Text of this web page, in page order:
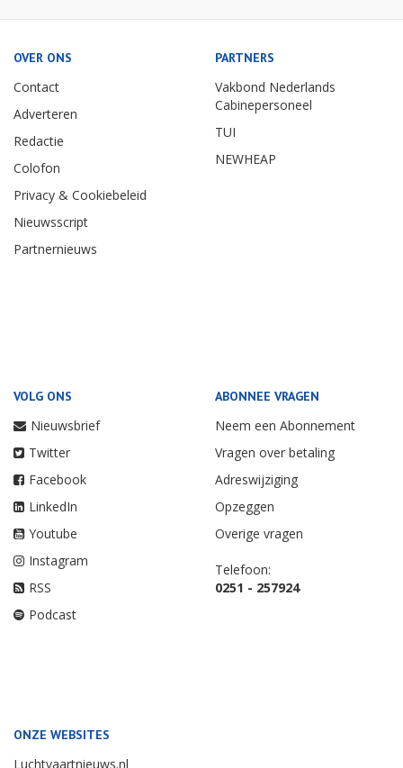
OVER ONS
Contact
Adverteren
Redactie
Colofon
Privacy & Cookiebeleid
Nieuwsscript
Partnernieuws
PARTNERS
Vakbond Nederlands
Cabinepersoneel
TUI
NEWHEAP
VOLG ONS
Nieuwsbrief
Twitter
Facebook
LinkedIn
Youtube
Instagram
RSS
Podcast
ABONNEE VRAGEN
Neem een Abonnement
Vragen over betaling
Adreswijziging
Opzeggen
Overige vragen
Telefoon:
0251 - 257924
ONZE WEBSITES
Luchtvaartnieuws.nl